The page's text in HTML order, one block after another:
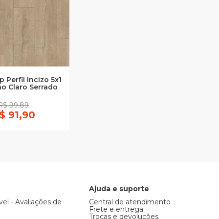
Perfil Incizo 5x1
Claro Serrado
99,89
91,90
- Avaliações de
Ajuda e suporte
Central de atendimento
Frete e entrega
Trocas e devoluções